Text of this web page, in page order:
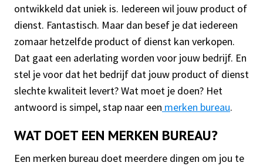
ontwikkeld dat uniek is. Iedereen wil jouw product of
dienst. Fantastisch. Maar dan besef je dat iedereen
zomaar hetzelfde product of dienst kan verkopen.
Dat gaat een aderlating worden voor jouw bedrijf. En
stel je voor dat het bedrijf dat jouw product of dienst
slechte kwaliteit levert? Wat moet je doen? Het
antwoord is simpel, stap naar een merken bureau.
WAT DOET EEN MERKEN BUREAU?
Een merken bureau doet meerdere dingen om jou te